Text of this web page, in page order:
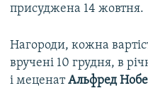
присуджена 14 жовтня.
Нагороди, кожна
вручені 10 грудня, в
і меценатАльфред